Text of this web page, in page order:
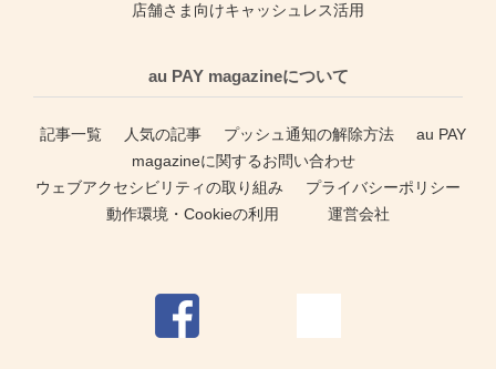
店舗さま向けキャッシュレス活用
au PAY magazineについて
記事一覧 人気の記事 プッシュ通知の解除方法
au PAY
magazineに関するお問い合わせ
ウェブアクセシビリティの取り組み
プライバシーポリシー
動作環境・Cookieの利用
運営会社